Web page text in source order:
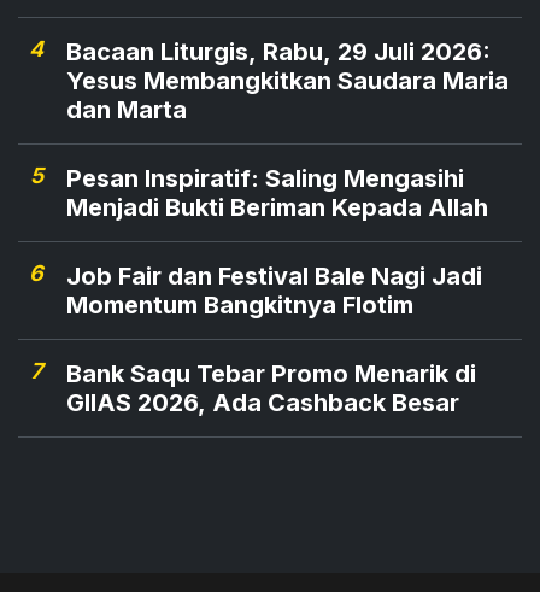
4
Bacaan Liturgis, Rabu, 29 Juli 2026:
Yesus Membangkitkan Saudara Maria
dan Marta
5
Pesan Inspiratif: Saling Mengasihi
Menjadi Bukti Beriman Kepada Allah
6
Job Fair dan Festival Bale Nagi Jadi
Momentum Bangkitnya Flotim
7
Bank Saqu Tebar Promo Menarik di
GIIAS 2026, Ada Cashback Besar